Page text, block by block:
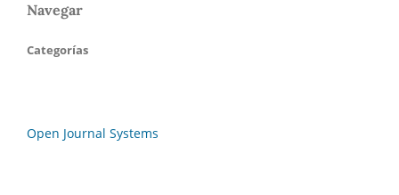
Navegar
Categorías
Open Journal Systems